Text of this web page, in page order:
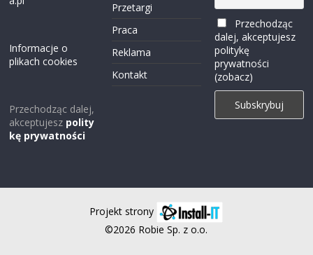
Informacje o
plikach cookies
Przechodząc dalej,
akceptujesz polity
kę prywatności
Przetargi
Praca
Reklama
Kontakt
Przechodząc
dalej, akceptujesz
politykę
prywatności
(zobacz)
Projekt strony
©2026 Robie Sp. z o.o.